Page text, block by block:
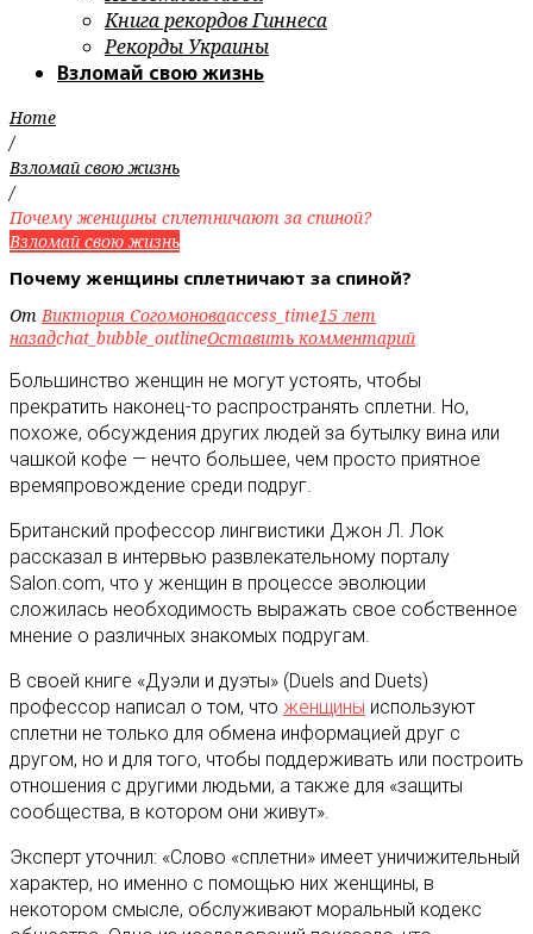
Книга рекордов Гиннеса
Рекорды Украины
Взломай свою жизнь
Home
/
Взломай свою жизнь
/
Почему женщины сплетничают за спиной?
Взломай свою жизнь
Почему женщины сплетничают за спиной?
ОтВиктория Согомоноваaccess_time15 лет
назадchat_bubble_outlineОставить комментарий
Большинство женщин не могут устоять, чтобы
прекратить наконец-то распространять сплетни. Но,
похоже, обсуждения других людей за бутылку вина или
чашкой кофе — нечто большее, чем просто приятное
времяпровождение среди подруг.
Британский профессор лингвистики Джон Л. Лок
рассказал в интервью развлекательному порталу
Salon.com, что у женщин в процессе эволюции
сложилась необходимость выражать свое собственное
мнение о различных знакомых подругам.
В своей книге «Дуэли и дуэты» (Duels and Duets)
профессор написал о том, что женщины используют
сплетни не только для обмена информацией друг с
другом, но и для того, чтобы поддерживать или построить
отношения с другими людьми, а также для «защиты
сообщества, в котором они живут».
Эксперт уточнил: «Слово «сплетни» имеет уничижительный
характер, но именно с помощью них женщины, в
некотором смысле, обслуживают моральный кодекс